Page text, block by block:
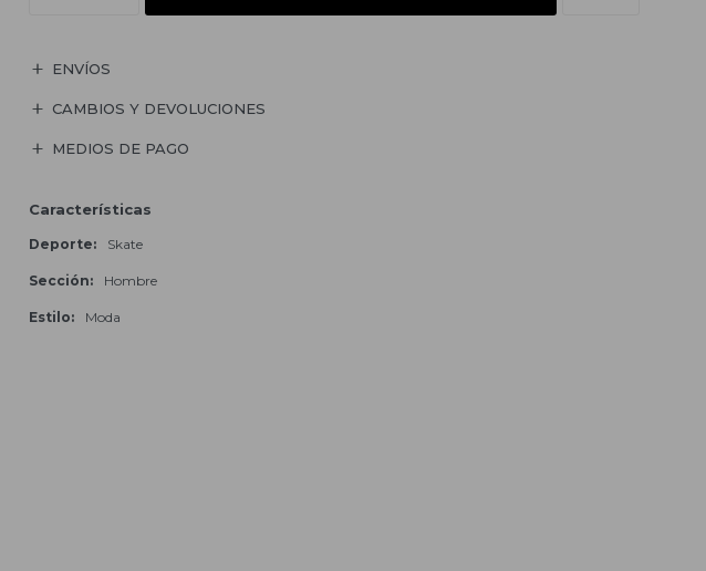
ENVÍOS
CAMBIOS Y DEVOLUCIONES
MEDIOS DE PAGO
Características
Deporte Skate
Sección Hombre
Estilo Moda